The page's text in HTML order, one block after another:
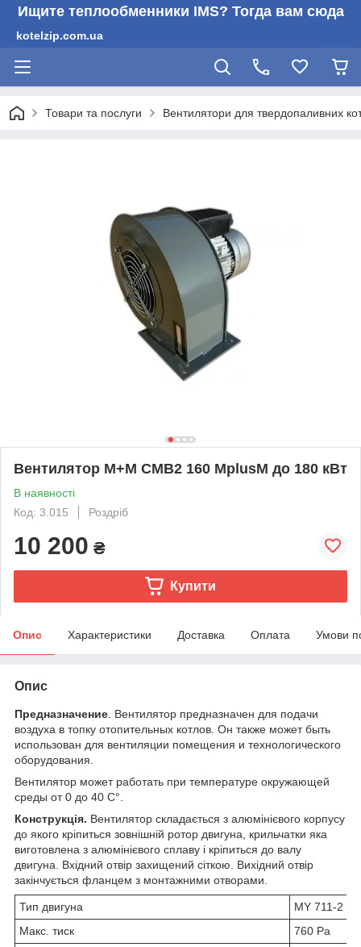
Ищите теплообменники IMS? Тогда вам сюда
kotelzip.com.ua
Товари та послуги Вентилятори для твердопаливних
Вентилятор М+М CMB2 160 МplusМ до 180 кВт
В наявності
Код: 3.015
Роздріб
10 200 ₴
Купити
Опис Характеристики Доставка Оплата Умови
Опис
Предназначение . Вентилятор предназначен для подачи
воздуха в топку отопительных котлов. Он также может быть
использован для вентиляции помещения и технологического
оборудования.
Вентилятор может работать при температуре окружающей
среды от 0 до 40 C°.
Конструкція. Вентилятор складається з алюмінієвого корпусу
до якого кріпиться зовнішній ротор двигуна, крильчатки яка
виготовлена з алюмінієвого сплаву і кріпиться до валу
двигуна. Вхідний отвір захищений сіткою. Вихідний отвір
закінчується фланцем з монтажними отворами.
Тип двигуна
MY 711-2
Макс. тиск
760 Pa